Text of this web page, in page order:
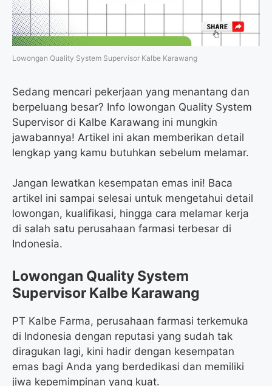
Lowongan Quality System Supervisor Kalbe Karawang
Sedang mencari pekerjaan yang menantang dan
berpeluang besar? Info lowongan Quality System
Supervisor di Kalbe Karawang ini mungkin
jawabannya! Artikel ini akan memberikan detail
lengkap yang kamu butuhkan sebelum melamar.
Jangan lewatkan kesempatan emas ini! Baca
artikel ini sampai selesai untuk mengetahui detail
lowongan, kualifikasi, hingga cara melamar kerja
di salah satu perusahaan farmasi terbesar di
Indonesia.
Lowongan Quality System
Supervisor Kalbe Karawang
PT Kalbe Farma, perusahaan farmasi terkemuka
di Indonesia dengan reputasi yang sudah tak
diragukan lagi, kini hadir dengan kesempatan
emas bagi Anda yang berdedikasi dan memiliki
jiwa kepemimpinan yang kuat.